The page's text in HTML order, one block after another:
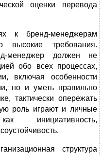
оценки перевода
к бренд-менеджерам
высокие требования.
менеджер дол­жен не
обо всех процессах,
включая особенности
но и уметь правильно
тактически опережать
роль играют и личные
ини­циативность,
структура